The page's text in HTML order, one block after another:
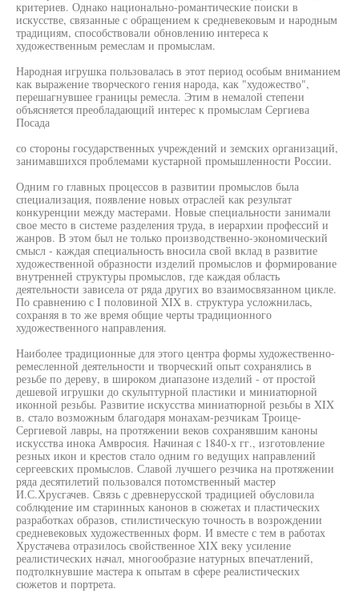
критериев. Однако национально-романтические поиски в
искусстве, связанные с обращением к средневековым и народным
традициям, способствовали обновлению интереса к
художественным ремеслам и промыслам.
Народная игрушка пользовалась в этот период особым вниманием
как выражение творческого гения народа, как "художество",
перешагнувшее границы ремесла. Этим в немалой степени
объясняется преобладающий интерес к промыслам Сергиева
Посада
со стороны государственных учреждений и земских организаций,
занимавшихся проблемами кустарной промышленности России.
Одним го главных процессов в развитии промыслов была
специализация, появление новых отраслей как результат
конкуренции между мастерами. Новые специальности занимали
свое место в системе разделения труда, в иерархии профессий и
жанров. В этом был не только производственно-экономический
смысл - каждая специальность вносила свой вклад в развитие
художественной образности изделий промыслов и формирование
внутренней структуры промыслов, где каждая область
деятельности зависела от ряда других во взаимосвязанном цикле.
По сравнению с I половиной XIX в. структура усложнилась,
сохраняя в то же время общие черты традиционного
художественного направления.
Наиболее традиционные для этого центра формы художественно-
ремесленной деятельности и творческий опыт сохранялись в
резьбе по дереву, в широком диапазоне изделий - от простой
дешевой игрушки до скульптурной пластики и миниатюрной
иконной резьбы. Развитие искусства миниатюрной резьбы в XIX
в. стало возможным благодаря монахам-резчикам Троице-
Сергиевой лавры, на протяжении веков сохранявшим каноны
искусства инока Амвросия. Начиная с 1840-х гг., изготовление
резных икон и крестов стало одним го ведущих направлений
сергеевских промыслов. Славой лучшего резчика на протяжении
ряда десятилетий пользовался потомственный мастер
И.С.Хрусгачев. Связь с древнерусской традицией обусловила
соблюдение им старинных канонов в сюжетах и пластических
разработках образов, стилистическую точность в возрождении
средневековых художественных форм. И вместе с тем в работах
Хрустачева отразилось свойственное XIX веку усиление
реалистических начал, многообразие натурных впечатлений,
подтолкнувшие мастера к опытам в сфере реалистических
сюжетов и портрета.